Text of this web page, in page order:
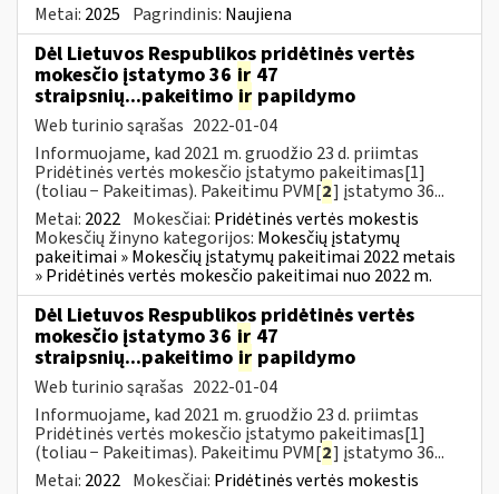
Metai: 2025 Pagrindinis: Naujiena
Dėl Lietuvos Respublikos pridėtinės vertės
mokesčio įstatymo 36 ir 47
straipsnių...pakeitimo ir papildymo
Web turinio sąrašas 2022-01-04
Informuojame, kad 2021 m. gruodžio 23 d. priimtas
Pridėtinės vertės mokesčio įstatymo pakeitimas[1]
(toliau − Pakeitimas). Pakeitimu PVM[2] įstatymo 36...
Metai: 2022 Mokesčiai: Pridėtinės vertės mokestis
Mokesčių žinyno kategorijos: Mokesčių įstatymų
pakeitimai » Mokesčių įstatymų pakeitimai 2022 metais
» Pridėtinės vertės mokesčio pakeitimai nuo 2022 m.
Dėl Lietuvos Respublikos pridėtinės vertės
mokesčio įstatymo 36 ir 47
straipsnių...pakeitimo ir papildymo
Web turinio sąrašas 2022-01-04
Informuojame, kad 2021 m. gruodžio 23 d. priimtas
Pridėtinės vertės mokesčio įstatymo pakeitimas[1]
(toliau − Pakeitimas). Pakeitimu PVM[2] įstatymo 36...
Metai: 2022 Mokesčiai: Pridėtinės vertės mokestis